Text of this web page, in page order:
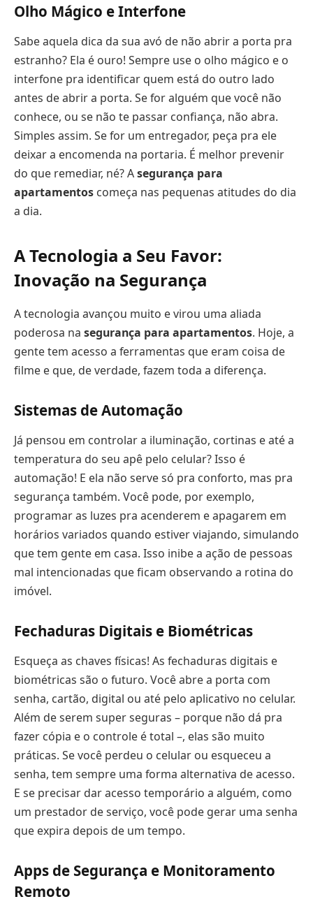
Olho Mágico e Interfone
Sabe aquela dica da sua avó de não abrir a porta pra
estranho? Ela é ouro! Sempre use o olho mágico e o
interfone pra identificar quem está do outro lado
antes de abrir a porta. Se for alguém que você não
conhece, ou se não te passar confiança, não abra.
Simples assim. Se for um entregador, peça pra ele
deixar a encomenda na portaria. É melhor prevenir
do que remediar, né? Asegurança para
apartamentos começa nas pequenas atitudes do dia
a dia.
A Tecnologia a Seu Favor:
Inovação na Segurança
A tecnologia avançou muito e virou uma aliada
poderosa na segurança para apartamentos. Hoje, a
gente tem acesso a ferramentas que eram coisa de
filme e que, de verdade, fazem toda a diferença.
Sistemas de Automação
Já pensou em controlar a iluminação, cortinas e até a
temperatura do seu apê pelo celular? Isso é
automação! E ela não serve só pra conforto, mas pra
segurança também. Você pode, por exemplo,
programar as luzes pra acenderem e apagarem em
horários variados quando estiver viajando, simulando
que tem gente em casa. Isso inibe a ação de pessoas
mal intencionadas que ficam observando a rotina do
imóvel.
Fechaduras Digitais e Biométricas
Esqueça as chaves físicas! As fechaduras digitais e
biométricas são o futuro. Você abre a porta com
senha, cartão, digital ou até pelo aplicativo no celular.
Além de serem super seguras – porque não dá pra
fazer cópia e o controle é total –, elas são muito
práticas. Se você perdeu o celular ou esqueceu a
senha, tem sempre uma forma alternativa de acesso.
E se precisar dar acesso temporário a alguém, como
um prestador de serviço, você pode gerar uma senha
que expira depois de um tempo.
Apps de Segurança e Monitoramento
Remoto